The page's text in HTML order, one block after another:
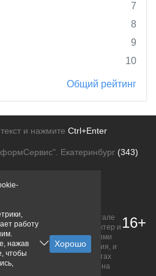
7
8
9
10
Общий рейтинг
и нажмите Ctrl+Enter
Екатеринбург (343)
рекламодателей
размещенная на портале
ознакомительный характер и
определяемой положениями
точного и полного описания, и
условия уточняйте на сайтах
Исключительное право на
16+
работу
нажав
чтобы